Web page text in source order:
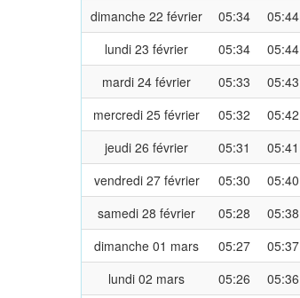
dimanche 22 février
05:34 05:44
lundi 23 février
05:34 05:44
mardi 24 février
05:33 05:43
mercredi 25 février
05:32 05:42
jeudi 26 février
05:31 05:41
vendredi 27 février
05:30 05:40
samedi 28 février
05:28 05:38
dimanche 01 mars
05:27 05:37
lundi 02 mars
05:26 05:36